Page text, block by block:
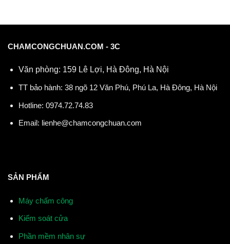
CHAMCONGCHUAN.COM - 3C
Văn phòng: 159 Lê Lợi, Hà Đông, Hà Nội
TT bảo hành: 38 ngõ 12 Văn Phú, Phú La, Hà Đông, Hà Nội
Hotline: 0974.72.74.83
Email: lienhe@chamcongchuan.com
SẢN PHẨM
Máy chấm công
Kiểm soát cửa
Phần mềm nhân sự